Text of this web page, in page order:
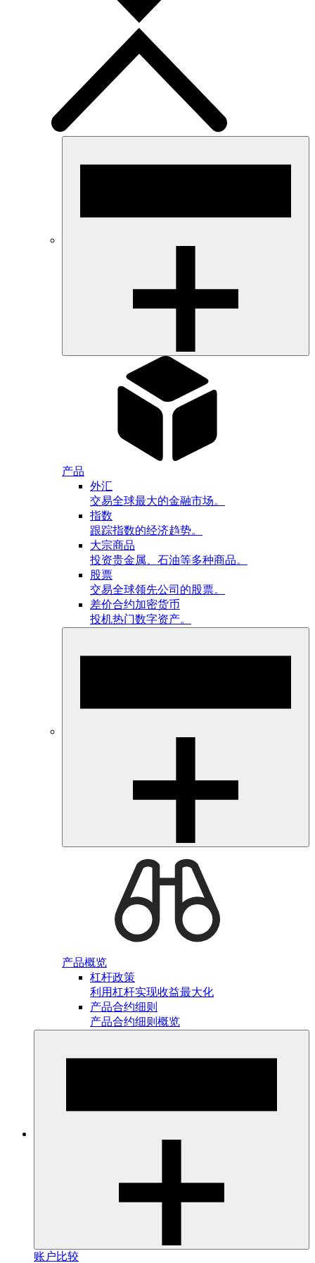
产品
外汇
交易全球最大的金融市场。
指数
跟踪指数的经济趋势。
大宗商品
投资贵金属、石油等多种商品。
股票
交易全球领先公司的股票。
差价合约加密货币
投机热门数字资产。
产品概览
杠杆政策
利用杠杆实现收益最大化
产品合约细则
产品合约细则概览
账户比较